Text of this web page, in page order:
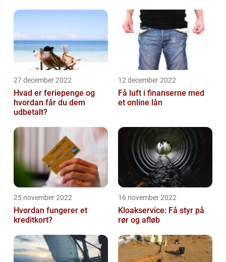
27 december 2022
Hvad er feriepenge og
hvordan får du dem
udbetalt?
12 december 2022
Få luft i finanserne med
et online lån
25 november 2022
Hvordan fungerer et
kreditkort?
16 november 2022
Kloakservice: Få styr på
rør og afløb